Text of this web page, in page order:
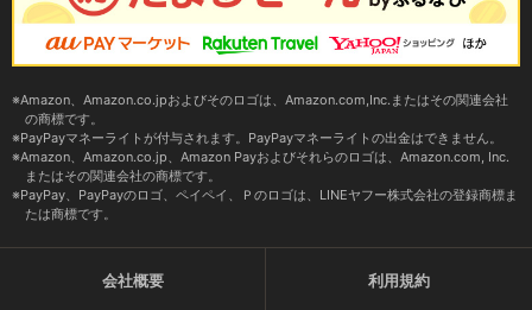
Amazon、Amazon.co.jpおよびそのロゴは、Amazon.com,Inc.またはその関連会社
の商標です。
PayPayマネーライトが付与されます。PayPayマネーライトの出金はできません。
Amazon、Amazon.co.jp、Amazon Payおよびそれらのロゴは、Amazon.com, Inc.
またはその関連会社の商標です。
PayPay、PayPayのロゴ、ペイペイ、Ｐのロゴは、LINEヤフー株式会社の登録商標ま
たは商標です。
会社概要 利用規約